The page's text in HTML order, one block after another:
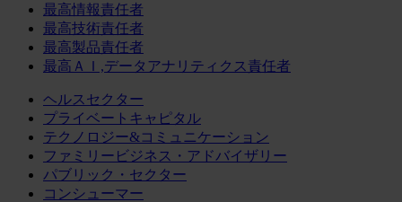
最高情報責任者
最高技術責任者
最高製品責任者
最高ＡＩ,データアナリティクス責任者
ヘルスセクター
プライベートキャピタル
テクノロジー&コミュニケーション
ファミリービジネス・アドバイザリー
パブリック・セクター
コンシューマー